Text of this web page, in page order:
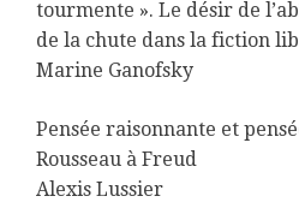
tourmente ». Le désir de
de la chute dans la fiction
Marine Ganofsky
Pensée raisonnante et
Rousseau à Freud
Alexis Lussier